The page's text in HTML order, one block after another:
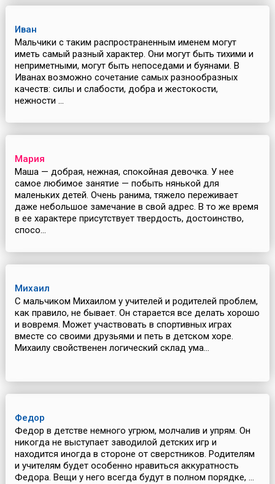
Иван
Мальчики с таким распространенным именем могут
иметь самый разный характер. Они могут быть тихими и
неприметными, могут быть непоседами и буянами. В
Иванах возможно сочетание самых разнообразных
качеств: силы и слабости, добра и жестокости,
нежности ...
Мария
Маша — добрая, нежная, спокойная девочка. У нее
самое любимое занятие — побыть нянькой для
маленьких детей. Очень ранима, тяжело переживает
даже небольшое замечание в свой адрес. В то же время
в ее характере присутствует твердость, достоинство,
спосо...
Михаил
С мальчиком Михаилом у учителей и родителей проблем,
как правило, не бывает. Он старается все делать хорошо
и вовремя. Может участвовать в спортивных играх
вместе со своими друзьями и петь в детском хоре.
Михаилу свойственен логический склад ума...
Федор
Федор в детстве немного угрюм, молчалив и упрям. Он
никогда не выступает заводилой детских игр и
находится иногда в стороне от сверстников. Родителям
и учителям будет особенно нравиться аккуратность
Федора. Вещи у него всегда будут в полном порядке, ...